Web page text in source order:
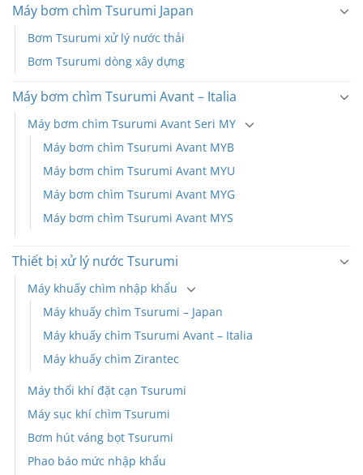
Máy bơm chìm Tsurumi Japan
Bơm Tsurumi xử lý nước thải
Bơm Tsurumi dòng xây dựng
Máy bơm chìm Tsurumi Avant – Italia
Máy bơm chìm Tsurumi Avant Seri MY
Máy bơm chìm Tsurumi Avant MYB
Máy bơm chìm Tsurumi Avant MYU
Máy bơm chìm Tsurumi Avant MYG
Máy bơm chìm Tsurumi Avant MYS
Thiết bị xử lý nước Tsurumi
Máy khuấy chìm nhập khẩu
Máy khuấy chìm Tsurumi – Japan
Máy khuấy chìm Tsurumi Avant – Italia
Máy khuấy chìm Zirantec
Máy thổi khí đặt cạn Tsurumi
Máy sục khí chìm Tsurumi
Bơm hút váng bọt Tsurumi
Phao báo mức nhập khẩu